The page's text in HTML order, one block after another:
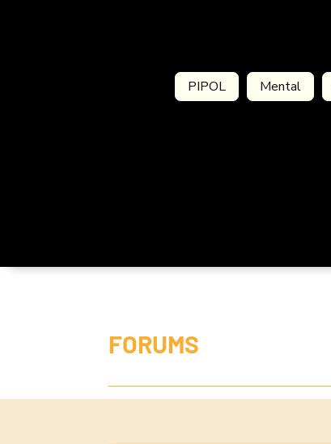
PIPOL Mental
FORUMS